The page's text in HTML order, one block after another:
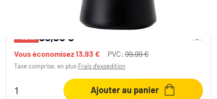
86,06 €
Vous économisez13,93 € PVC: 99,99 €
Taxe comprise, en plus Frais d'expédition
Ajouter au panier